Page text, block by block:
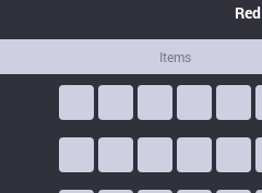
Red
Items